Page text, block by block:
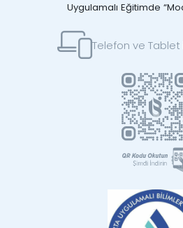
Uygulamalı Eğitimde
Telefon ve